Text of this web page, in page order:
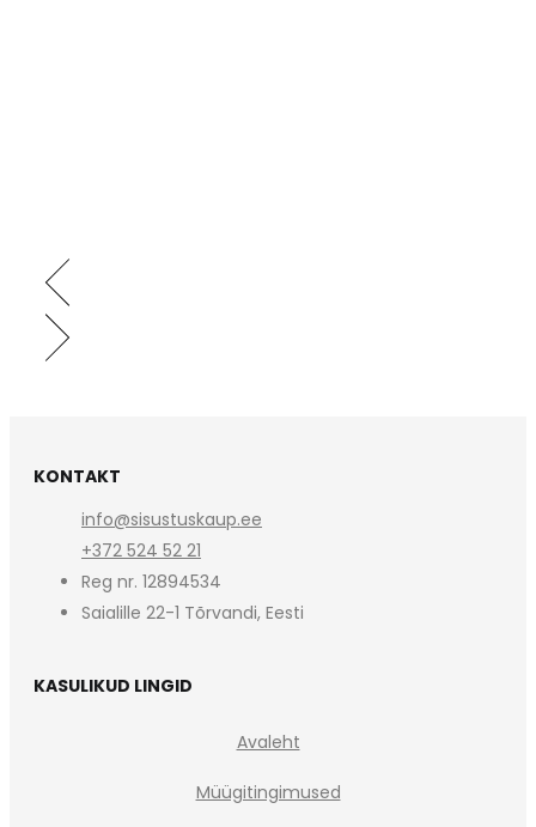
KONTAKT
info@sisustuskaup.ee
+372 524 52 21
Reg nr. 12894534
Saialille 22-1 Tõrvandi, Eesti
KASULIKUD LINGID
Avaleht
Müügitingimused